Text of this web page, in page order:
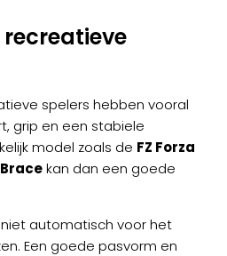
recreatieve
spelers hebben vooral
grip en een stabiele
model zoals de FZ Forza
Bracekan dan een goede
automatisch voor het
Een goede pasvorm en